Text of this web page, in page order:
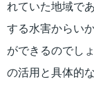
れていた地域で
する水害からい
ができるのでし
の活用と具体的